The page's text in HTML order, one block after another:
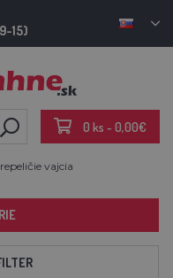
15)
0 ks - 0,00€
vajcia